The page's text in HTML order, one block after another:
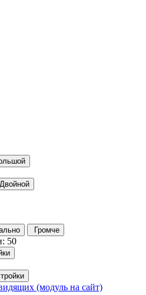
Двойной
Громче
50
(модуль на сайт)